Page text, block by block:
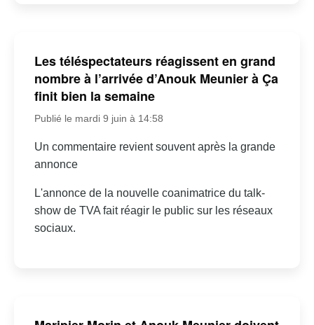
Les téléspectateurs réagissent en grand
nombre à l’arrivée d’Anouk Meunier à Ça
finit bien la semaine
Publié le mardi 9 juin à 14:58
Un commentaire revient souvent après la grande
annonce
L'annonce de la nouvelle coanimatrice du talk-
show de TVA fait réagir le public sur les réseaux
sociaux.